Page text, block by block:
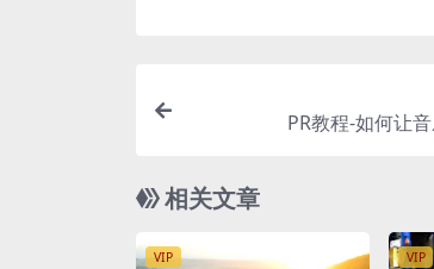
PR教程-如何让
相关文章
VIP VIP